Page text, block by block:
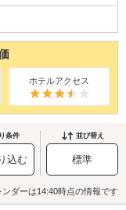
ホテルアクセス
条件
込む
並び替え
標準
ダーは14:40時点の情報です